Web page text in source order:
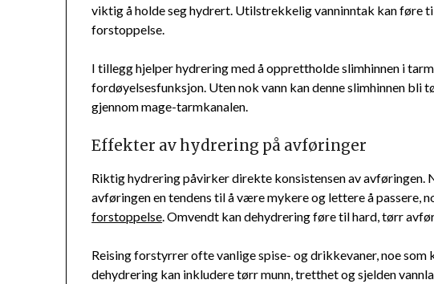
viktig å holde seg hydrert. Utilstrekkelig vanninntak kan føre
forstoppelse.
I tillegg hjelper hydrering med å opprettholde slimhinnen i
fordøyelsesfunksjon. Uten nok vann kan denne slimhinnen bli
gjennom mage-tarmkanalen.
Effekter av hydrering på avføringer
Riktig hydrering påvirker direkte konsistensen av avføringen.
avføringen en tendens til å være mykere og lettere å passere,
forstoppelse. Omvendt kan dehydrering føre til hard, tørr
Reising forstyrrer ofte vanlige spise- og drikkevaner, noe som
dehydrering kan inkludere tørr munn, tretthet og sjelden